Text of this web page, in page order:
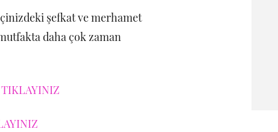
şefkat ve merhamet
daha çok zaman
TIKLAYINIZ